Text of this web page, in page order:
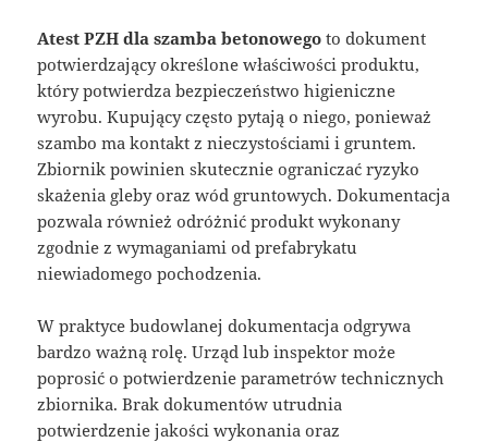
Atest PZH dla szamba betonowego to dokument
potwierdzający określone właściwości produktu,
który potwierdza bezpieczeństwo higieniczne
wyrobu. Kupujący często pytają o niego, ponieważ
szambo ma kontakt z nieczystościami i gruntem.
Zbiornik powinien skutecznie ograniczać ryzyko
skażenia gleby oraz wód gruntowych. Dokumentacja
pozwala również odróżnić produkt wykonany
zgodnie z wymaganiami od prefabrykatu
niewiadomego pochodzenia.
W praktyce budowlanej dokumentacja odgrywa
bardzo ważną rolę. Urząd lub inspektor może
poprosić o potwierdzenie parametrów technicznych
zbiornika. Brak dokumentów utrudnia
potwierdzenie jakości wykonania oraz